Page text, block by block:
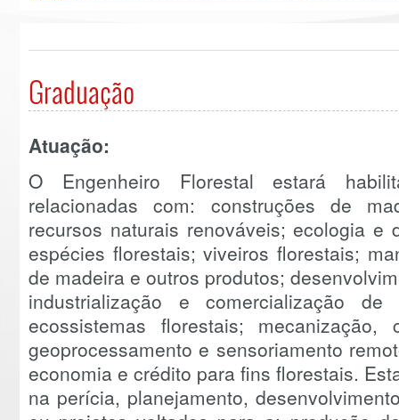
Graduação
Atuação:
O Engenheiro Florestal estará
relacionadas com: construções de
recursos naturais renováveis; ecologia e
espécies florestais; viveiros florestais;
de madeira e outros produtos;
industrialização e comercialização
ecossistemas florestais;
geoprocessamento e sensoriamento
economia e crédito para fins florestais.
na perícia, planejamento,